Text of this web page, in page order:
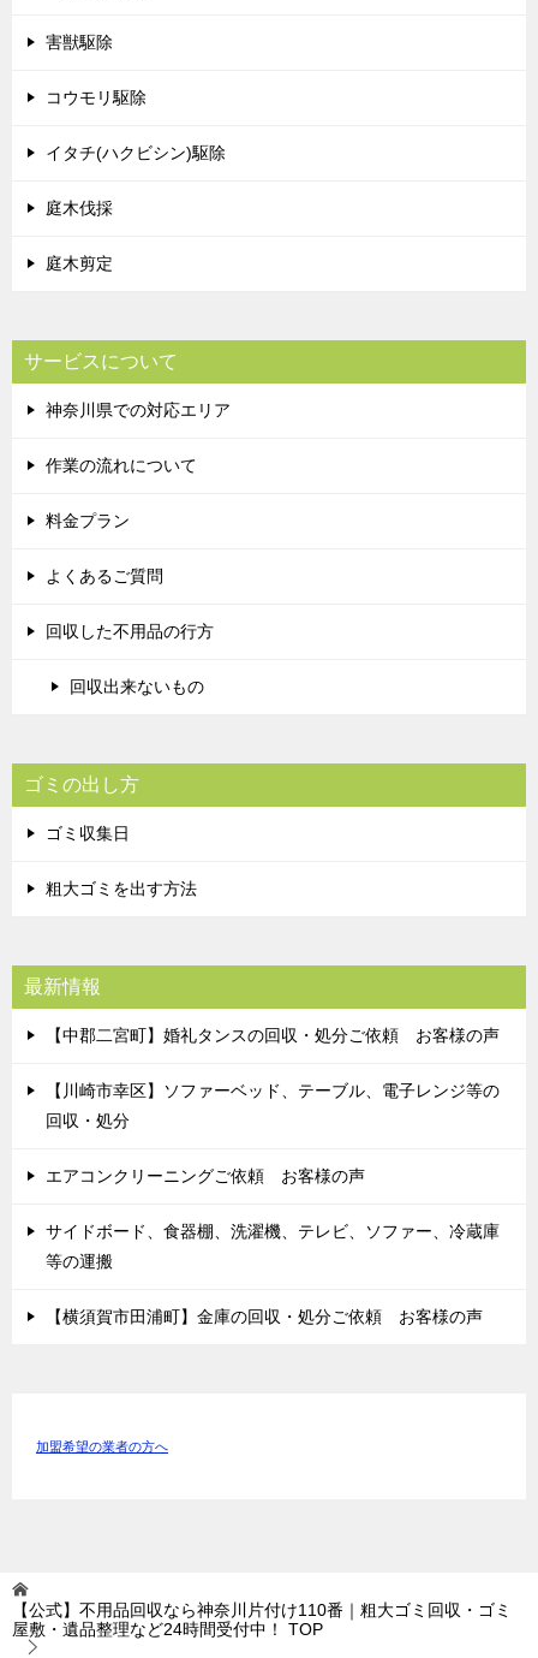
害獣駆除
コウモリ駆除
イタチ(ハクビシン)駆除
庭木伐採
庭木剪定
サービスについて
神奈川県での対応エリア
作業の流れについて
料金プラン
よくあるご質問
回収した不用品の行方
回収出来ないもの
ゴミの出し方
ゴミ収集日
粗大ゴミを出す方法
最新情報
【中郡二宮町】婚礼タンスの回収・処分ご依頼 お客様の声
【川崎市幸区】ソファーベッド、テーブル、電子レンジ等の
回収・処分
エアコンクリーニングご依頼 お客様の声
サイドボード、食器棚、洗濯機、テレビ、ソファー、冷蔵庫
等の運搬
【横須賀市田浦町】金庫の回収・処分ご依頼 お客様の声
加盟希望の業者の方へ
【公式】不用品回収なら神奈川片付け110番｜粗大ゴミ回収・ゴミ
屋敷・遺品整理など24時間受付中！
TOP